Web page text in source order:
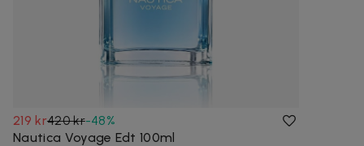
219 kr420 kr-48%
Nautica Voyage Edt 100ml